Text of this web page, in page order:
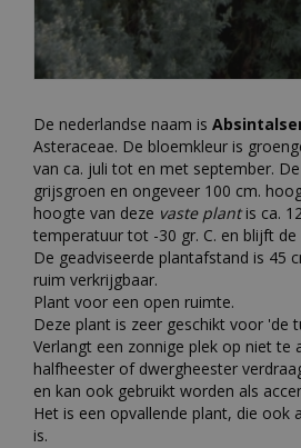
De nederlandse naam is
Asteraceae. De bloemkleur is
van ca. juli tot en met september.
grijsgroen en ongeveer 100 cm.
hoogte van deze vaste plantis ca.
temperatuur tot -30 gr. C. en blijft
De geadviseerde plantafstand is 45
ruim verkrijgbaar.
Plant voor een open ruimte.
Deze plant is zeer geschikt voor 'de
Verlangt een zonnige plek op niet te
halfheester of dwergheester
en kan ook gebruikt worden als
Het is een opvallende plant, die ook
is.